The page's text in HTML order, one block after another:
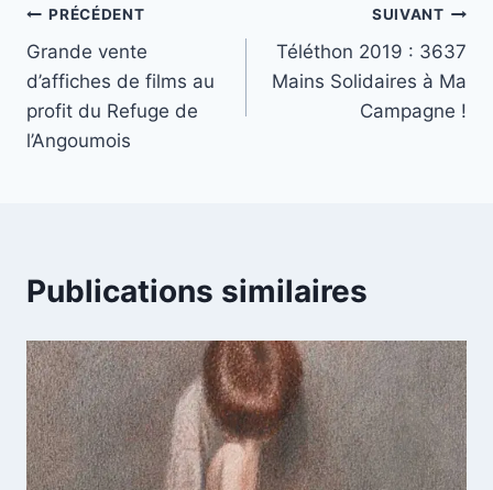
Navigation
de
l’article
PRÉCÉDENT
Grande vente
d’affiches de films au
profit du Refuge de
l’Angoumois
SUIVANT
Téléthon 2019 : 3637
Mains Solidaires à Ma
Campagne !
Publications similaires